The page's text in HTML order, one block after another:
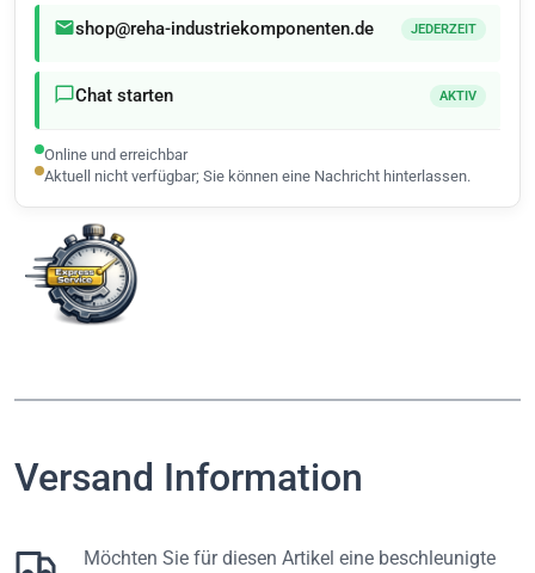
shop@reha-industriekomponenten.de JEDERZEIT
Chat starten AKTIV
Online und erreichbar
Aktuell nicht verfügbar; Sie können eine Nachricht hinterlassen.
Versand Information
Möchten Sie für diesen Artikel eine beschleunigte